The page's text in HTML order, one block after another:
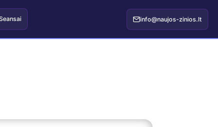
info@naujos-zinios.lt